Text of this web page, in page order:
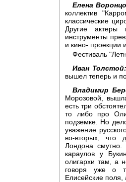
Елена
коллектив
классические
Другие актеры
инструменты
и кино- проекции
Фестиваль
Иван Толстой:
вышел теперь и
Владимир
Морозовой,
есть три
то либо про
подземке. Но
уважение
во-вторых, что
Лондона
караулов у
олигархи там, а
говоря уже о
Елисейские